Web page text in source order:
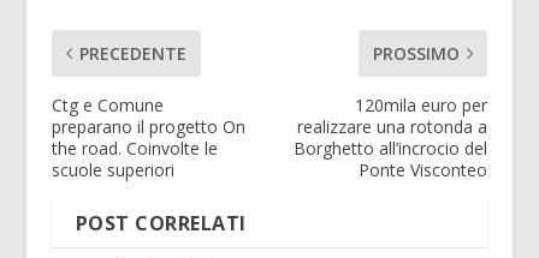
PRECEDENTE
Ctg e Comune
preparano il progetto On
the road. Coinvolte le
scuole superiori
PROSSIMO
120mila euro per
realizzare una rotonda a
Borghetto all’incrocio del
Ponte Visconteo
POST CORRELATI